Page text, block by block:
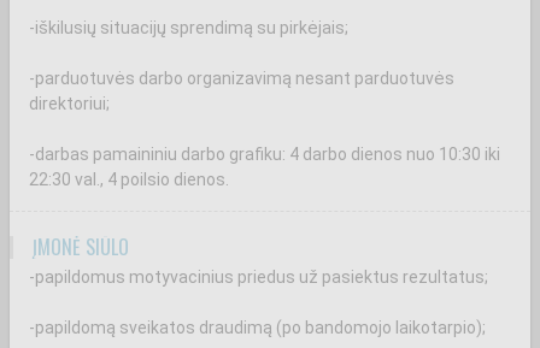
-iškilusių situacijų sprendimą su pirkėjais;
-parduotuvės darbo organizavimą nesant parduotuvės
direktoriui;
-darbas pamaininiu darbo grafiku: 4 darbo dienos nuo 10:30 iki
22:30 val., 4 poilsio dienos.
ĮMONĖ SIŪLO
-papildomus motyvacinius priedus už pasiektus rezultatus;
-papildomą sveikatos draudimą (po bandomojo laikotarpio);